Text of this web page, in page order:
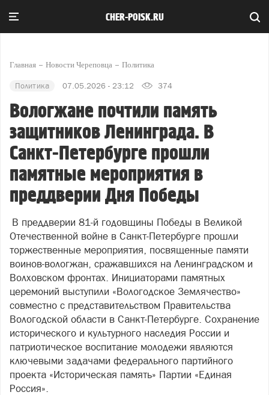
CHER-POISK.RU
Главная Новости Череповца Политика
Политика 07.05.2026 - 23:12 374
Вологжане почтили память
защитников Ленинграда. В
Санкт-Петербурге прошли
памятные мероприятия в
преддверии Дня Победы
В преддверии 81-й годовщины Победы в Великой
Отечественной войне в Санкт-Петербурге прошли
торжественные мероприятия, посвященные памяти
воинов-вологжан, сражавшихся на Ленинградском и
Волховском фронтах. Инициаторами памятных
церемоний выступили «Вологодское Землячество»
совместно с представительством Правительства
Вологодской области в Санкт-Петербурге. Сохранение
исторического и культурного наследия России и
патриотическое воспитание молодежи являются
ключевыми задачами федерального партийного
проекта «Историческая память» Партии «Единая
Россия».